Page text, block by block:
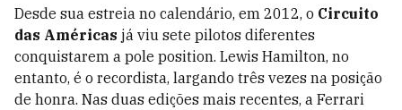
Desde sua estreia no calendário, em 2012, o Circuito
das Américas já viu sete pilotos diferentes
conquistarem a pole position. Lewis Hamilton, no
entanto, é o recordista, largando três vezes na posição
de honra. Nas duas edições mais recentes, a Ferrari